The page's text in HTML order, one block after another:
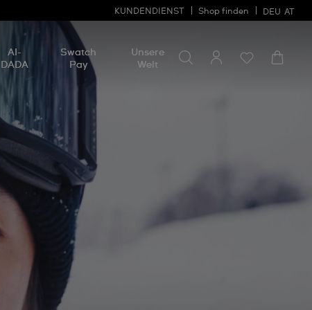
KUNDENDIENST Shop finden DEU AT
AI-
DADA
Swatch
Pay
Unsere
Welt
etwas
suchen